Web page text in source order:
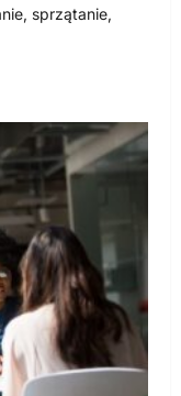
sprzątanie,